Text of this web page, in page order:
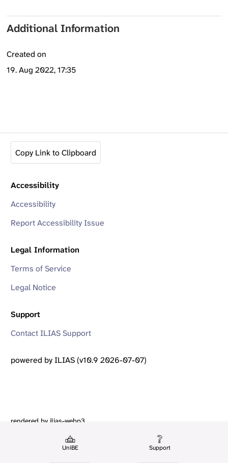
UniBE Support
Additional Information
Created on
19. Aug 2022, 17:35
Copy Link to Clipboard
Accessibility
Accessibility
Report Accessibility Issue
Legal Information
Terms of Service
Legal Notice
Support
Contact ILIAS Support
powered by ILIAS (v10.9 2026-07-07)
rendered by ilias-webp3